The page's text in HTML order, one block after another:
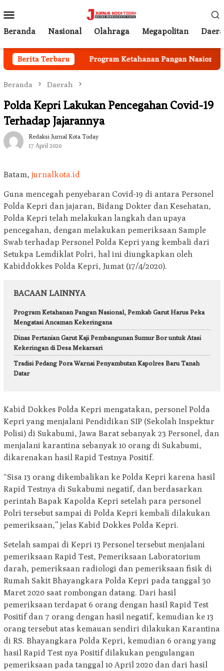
ke
kontenMobile
Beranda Nasional Olahraga Megapolitan
Berita Terbaru
Berjalan Program Ketahanan Pangan Nasional,
Beranda Daerah
Polda Kepri Lakukan Pencegahan Covid-19
Terhadap Jajarannya
Redaksi Jurnal Kota Today
17 April 2020
Batam, jurnalkota.id
Guna mencegah penyebaran Covid-19 di antara Personel
Polda Kepri dan jajaran, Bidang Dokter dan Kesehatan,
Polda Kepri telah melakukan langkah dan upaya
pencegahan, dengan melakukan pemeriksaan Sample
Swab terhadap Personel Polda Kepri yang kembali dari
Setukpa Lemdiklat Polri, hal ini diungkapkan oleh
Kabiddokkes Polda Kepri, Jumat (17/4/2020).
BACAAN LAINNYA
Program Ketahanan Pangan Nasional, Pemkab Garut Harus Peka
Mengatasi Ancaman Kekeringana
Dinas Pertanian Garut Kaji Pembangunan Sumur Bor untuk Atasi
Kekeringan di Desa Mekarsari
Tradisi Pedang Pora Warnai Penyambutan Kapolres Baru Tanah
Datar
Kabid Dokkes Polda Kepri mengatakan, personel Polda
Kepri yang menjalani Pendidikan SIP (Sekolah Inspektur
Polisi) di Sukabumi, Jawa Barat sebanyak 23 Personel, dan
menjalani karantina sebanyak 10 orang di Sukabumi,
dikarenakan hasil Rapid Testnya Positif.
“Sisa 13 orang dikembalikan ke Polda Kepri karena hasil
Rapid Testnya di Sukabumi negatif, dan berdasarkan
perintah Bapak Kapolda Kepri setelah para personel
Polri tersebut sampai di Polda Kepri kembali dilakukan
pemeriksaan,” jelas Kabid Dokkes Polda Kepri.
Setelah sampai di Kepri 13 Personel tersebut menjalani
pemeriksaan Rapid Test, Pemeriksaan Laboratorium
darah, pemeriksaan radiologi dan pemeriksaan fisik di
Rumah Sakit Bhayangkara Polda Kepri pada tanggal 30
Maret 2020 saat rombongan datang. Dari hasil
pemeriksaan terdapat 6 orang dengan hasil Rapid Test
Positif dan 7 orang dengan hasil negatif, kemudian ke 13
orang tersebut atas kemauan sendiri dilakukan Karantina
di RS. Bhayangkara Polda Kepri, kemudian 6 orang yang
hasil Rapid Test nya Positif dilakukan pengulangan
pemeriksaan pada tanggal 10 April 2020 dan dari hasil